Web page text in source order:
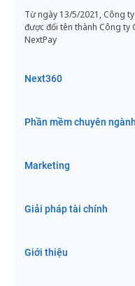
Từ ngày 13/5/2021, Công
được đổi tên thành Công ty
NextPay
Next360
Phần mềm chuyên ngành
Marketing
Giải pháp tài chính
Giới thiệu